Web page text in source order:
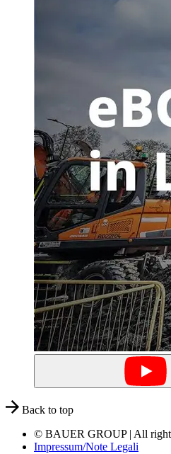
Back to top
© BAUER GROUP | All
Impressum/Note Legali